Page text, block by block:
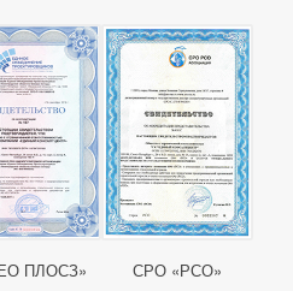
ПЛОСЗ» СРО «РСО»